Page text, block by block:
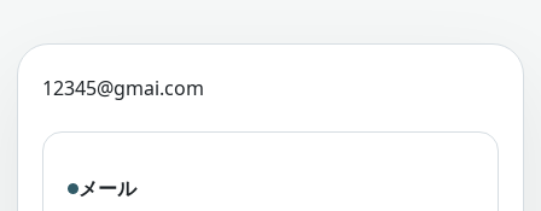
12345@gmai.com
メール